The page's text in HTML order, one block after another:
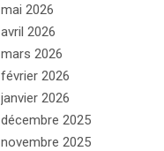
mai 2026
avril 2026
mars 2026
février 2026
janvier 2026
décembre 2025
novembre 2025